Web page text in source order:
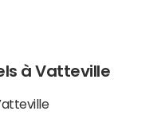
à Vatteville